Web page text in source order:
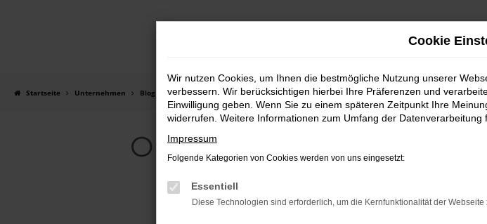
Startseite Unternehmen Blog
ONLINE/DIGITAL
WIR
Cookie
Wir nutzen Cookies, um Ihnen die bestmögliche Nutzung unserer
verbessern. Wir berücksichtigen hierbei Ihre Präferenzen und
Einwilligung geben. Wenn Sie zu einem späteren Zeitpunkt Ihre
widerrufen. Weitere Informationen zum Umfang der Datenverarbeitung
Impressum
Folgende Kategorien von Cookies werden von uns eingesetzt:
Essentiell
Diese Technologien sind erforderlich, um die Kernfunktionalität der